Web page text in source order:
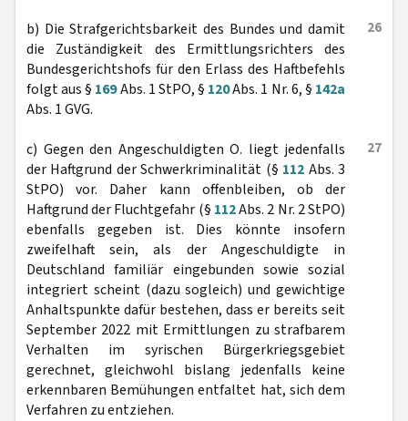
26
b) Die Strafgerichtsbarkeit des Bundes und damit
die Zuständigkeit des Ermittlungsrichters des
Bundesgerichtshofs für den Erlass des Haftbefehls
folgt aus § 169Abs. 1 StPO, § 120Abs. 1 Nr. 6, § 142a
Abs. 1 GVG.
27
c) Gegen den Angeschuldigten O. liegt jedenfalls
der Haftgrund der Schwerkriminalität (§ 112 Abs. 3
StPO) vor. Daher kann offenbleiben, ob der
Haftgrund der Fluchtgefahr (§ 112Abs. 2 Nr. 2 StPO)
ebenfalls gegeben ist. Dies könnte insofern
zweifelhaft sein, als der Angeschuldigte in
Deutschland familiär eingebunden sowie sozial
integriert scheint (dazu sogleich) und gewichtige
Anhaltspunkte dafür bestehen, dass er bereits seit
September 2022 mit Ermittlungen zu strafbarem
Verhalten im syrischen Bürgerkriegsgebiet
gerechnet, gleichwohl bislang jedenfalls keine
erkennbaren Bemühungen entfaltet hat, sich dem
Verfahren zu entziehen.